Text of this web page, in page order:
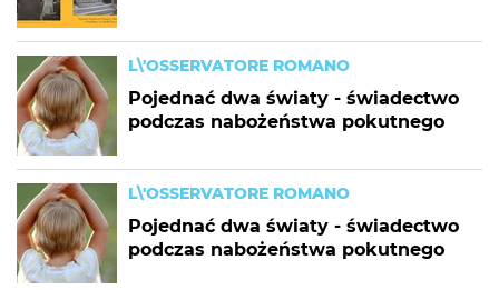
L\'OSSERVATORE ROMANO
Pojednać dwa światy - świadectwo
podczas nabożeństwa pokutnego
L\'OSSERVATORE ROMANO
Pojednać dwa światy - świadectwo
podczas nabożeństwa pokutnego